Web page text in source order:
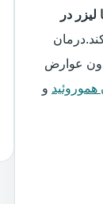
در
عوارض
هموروئید و